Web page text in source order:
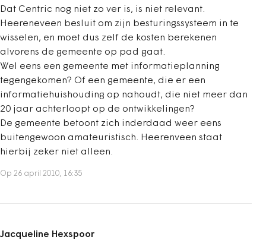
Dat Centric nog niet zo ver is, is niet relevant.
Heereneveen besluit om zijn besturingssysteem in te
wisselen, en moet dus zelf de kosten berekenen
alvorens de gemeente op pad gaat.
Wel eens een gemeente met informatieplanning
tegengekomen? Of een gemeente, die er een
informatiehuishouding op nahoudt, die niet meer dan
20 jaar achterloopt op de ontwikkelingen?
De gemeente betoont zich inderdaad weer eens
buitengewoon amateuristisch. Heerenveen staat
hierbij zeker niet alleen.
Op 26 april 2010, 16:35
Jacqueline Hexspoor